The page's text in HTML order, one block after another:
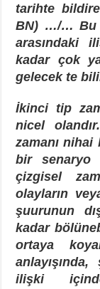
tarihte
BN) …/… Bu
arasındaki
kadar çok
gelecek te
İkinci tip
nicel
zamanı
bir senaryo
çizgisel
olayların
şuurunun
kadar
ortaya
ilişki